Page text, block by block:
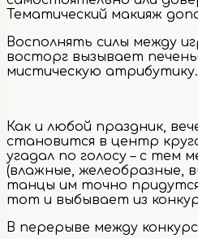
Тематический макияж
Восполнять силы между
восторг вызывает
мистическую
Как и любой праздник,
становится в центр
угадал по голосу – с
(влажные, желеобразные,
танцы им точно
тот и выбывает из
В перерыве между